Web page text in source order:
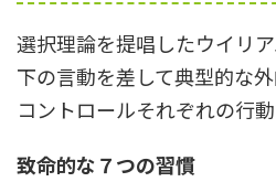
選択理論を提唱したウイリ
下の言動を差して典型的な
コントロールそれぞれの行
致命的な７つの習慣